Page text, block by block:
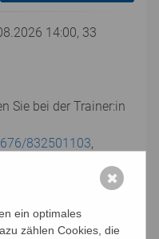
14:00, 33
Sie bei der Trainer:in
832501103,
den ganzen
Bereiche
ein optimales
zählen Cookies, die
✖